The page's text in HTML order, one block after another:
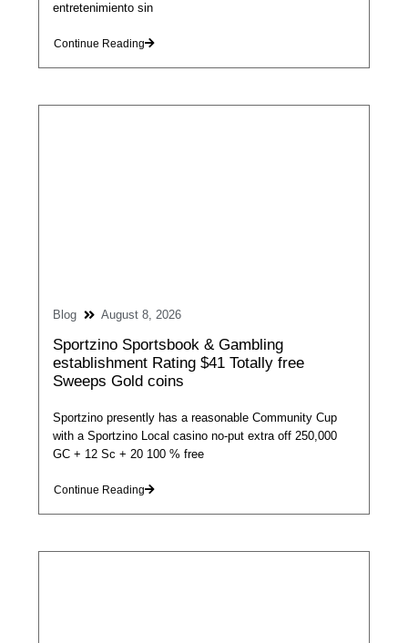
entretenimiento sin
Continue Reading
Blog August 8, 2026
Sportzino Sportsbook & Gambling
establishment Rating $41 Totally free
Sweeps Gold coins
Sportzino presently has a reasonable Community Cup
with a Sportzino Local casino no-put extra off 250,000
GC + 12 Sc + 20 100 % free
Continue Reading